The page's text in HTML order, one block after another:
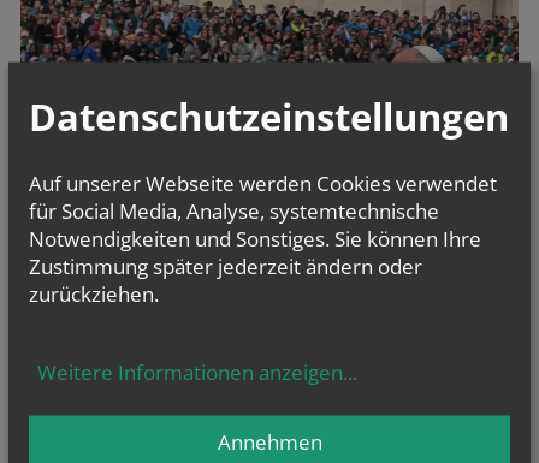
Datenschutzeinstellungen
Auf unserer Webseite werden Cookies verwendet
für Social Media, Analyse, systemtechnische
Notwendigkeiten und Sonstiges. Sie können Ihre
Zustimmung später jederzeit ändern oder
zurückziehen.
Weitere Informationen anzeigen...
Annehmen